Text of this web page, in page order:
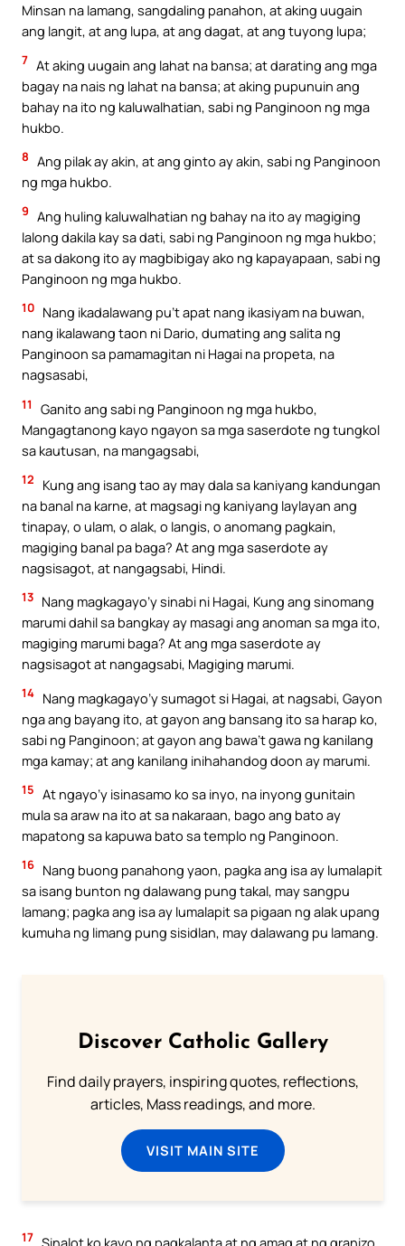
Minsan na lamang, sangdaling panahon, at aking uugain
ang langit, at ang lupa, at ang dagat, at ang tuyong lupa;
7 At aking uugain ang lahat na bansa; at darating ang mga
bagay na nais ng lahat na bansa; at aking pupunuin ang
bahay na ito ng kaluwalhatian, sabi ng Panginoon ng mga
hukbo.
8 Ang pilak ay akin, at ang ginto ay akin, sabi ng Panginoon
ng mga hukbo.
9 Ang huling kaluwalhatian ng bahay na ito ay magiging
lalong dakila kay sa dati, sabi ng Panginoon ng mga hukbo;
at sa dakong ito ay magbibigay ako ng kapayapaan, sabi ng
Panginoon ng mga hukbo.
10 Nang ikadalawang pu’t apat nang ikasiyam na buwan,
nang ikalawang taon ni Dario, dumating ang salita ng
Panginoon sa pamamagitan ni Hagai na propeta, na
nagsasabi,
11
Ganito ang sabi ng Panginoon ng mga hukbo,
Mangagtanong kayo ngayon sa mga saserdote ng tungkol
sa kautusan, na mangagsabi,
12
Kung ang isang tao ay may dala sa kaniyang kandungan
na banal na karne, at magsagi ng kaniyang laylayan ang
tinapay, o ulam, o alak, o langis, o anomang pagkain,
magiging banal pa baga? At ang mga saserdote ay
nagsisagot, at nangagsabi, Hindi.
13 Nang magkagayo’y sinabi ni Hagai, Kung ang sinomang
marumi dahil sa bangkay ay masagi ang anoman sa mga ito,
magiging marumi baga? At ang mga saserdote ay
nagsisagot at nangagsabi, Magiging marumi.
14 Nang magkagayo’y sumagot si Hagai, at nagsabi, Gayon
nga ang bayang ito, at gayon ang bansang ito sa harap ko,
sabi ng Panginoon; at gayon ang bawa’t gawa ng kanilang
mga kamay; at ang kanilang inihahandog doon ay marumi.
15 At ngayo’y isinasamo ko sa inyo, na inyong gunitain
mula sa araw na ito at sa nakaraan, bago ang bato ay
mapatong sa kapuwa bato sa templo ng Panginoon.
16 Nang buong panahong yaon, pagka ang isa ay lumalapit
sa isang bunton ng dalawang pung takal, may sangpu
lamang; pagka ang isa ay lumalapit sa pigaan ng alak upang
kumuha ng limang pung sisidlan, may dalawang pu lamang.
Discover Catholic Gallery
Find daily prayers, inspiring quotes, reflections,
articles, Mass readings, and more.
VISIT MAIN SITE
17 Sinalot ko kayo ng pagkalanta at ng amag at ng granizo